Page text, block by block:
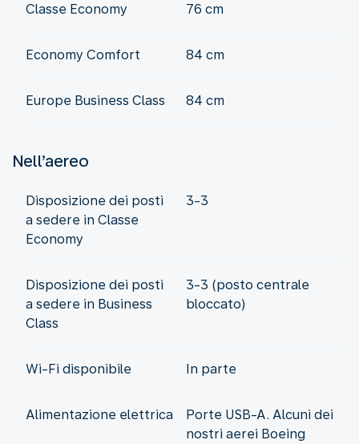
Classe Economy 76 cm
Economy Comfort 84 cm
Europe Business Class 84 cm
Nell’aereo
Disposizione dei posti
a sedere in Classe
Economy
3-3
Disposizione dei posti
a sedere in Business
Class
3-3 (posto centrale
bloccato)
Wi-Fi disponibile In parte
Alimentazione elettrica
Porte USB-A. Alcuni dei
nostri aerei Boeing